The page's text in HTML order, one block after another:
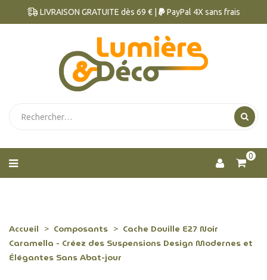
LIVRAISON GRATUITE dès 69 € | PayPal 4X sans frais
0
Accueil Composants
Cache Douille E27 Noir
Caramella - Créez des Suspensions Design Modernes et
Élégantes Sans Abat-jour